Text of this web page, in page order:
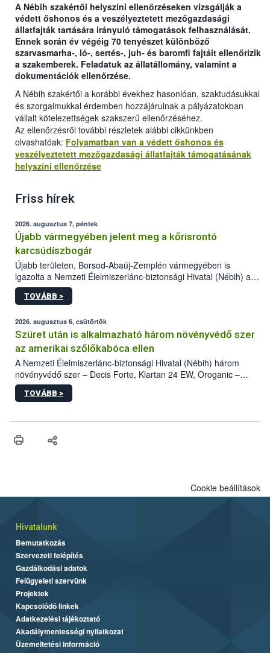
A Nébih szakértői helyszíni ellenőrzéseken vizsgálják a
védett őshonos és a veszélyeztetett mezőgazdasági
állatfajták tartására irányuló támogatások felhasználását.
Ennek során év végéig 70 tenyészet különböző
szarvasmarha-, ló-, sertés-, juh- és baromfi fajtáit ellenőrizik
a szakemberek. Feladatuk az állatállomány, valamint a
dokumentációk ellenőrzése.
A Nébih szakértői a korábbi évekhez hasonlóan, szaktudásukkal
és szorgalmukkal érdemben hozzájárulnak a pályázatokban
vállalt kötelezettségek szakszerű ellenőrzéséhez.
Az ellenőrzésről további részletek alábbi cikkünkben
olvashatóak: Folyamatban van a védett őshonos és
veszélyeztetett mezőgazdasági állatfajták támogatásának
helyszíni ellenőrzése
Friss hírek
2026. augusztus 7, péntek
Újabb vármegyében jelent meg a kőrisrontó
karcsúdíszbogár
Újabb területen, Borsod-Abaúj-Zemplén vármegyében is
igazolta a Nemzeti Élelmiszerlánc-biztonsági Hivatal (Nébih) a
kőrisrontó karcsúdíszbogár (Agrilus planipennis) jelenlétét. A
kártevőt nem csak színcsapdában találták meg, de már fertőzött
az intenzív felderítést, emellett az intézkedéseket a szlovák
hatósággal is összehangolják a terjedés megállítása érdekében.
TOVÁBB >
2026. augusztus 6, csütörtök
Szüret után is alkalmazható három növényvédő szer
az amerikai szőlőkabóca ellen
A Nemzeti Élelmiszerlánc-biztonsági Hivatal (Nébih) három
növényvédő szer – Decis Forte, Klartan 24 EW, Oroganic –
engedélyokiratát módosította, így azok a szüretet követően,
egészen a vesszőérettség (BBCH 91) stádiumáig
érésű szőlőkben is legyen lehetőség a károsító elleni további
felhasználók számára is elérhető és ökológiai termesztésben is
TOVÁBB >
Cookie beállítások
Hivatalunk
Bemutatkozás
Szervezeti felépítés
Gazdálkodási adatok
Felügyeleti szervünk
Projektek
Kapcsolódó linkek
Adatkezelési tájékoztató
Akadálymentességi nyilatkozat
Üzemeltetési információ